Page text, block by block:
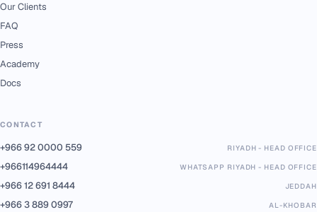
Our Clients
FAQ
Press
Academy
Docs
CONTACT
+966 92 0000 559 RIYADH - HEAD OFFICE
+966114964444 WHATSAPP RIYADH - HEAD OFFICE
+966 12 691 8444 JEDDAH
+966 3 889 0997 AL-KHOBAR